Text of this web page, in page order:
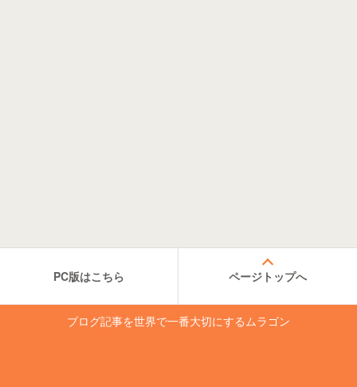
PC版はこちら ページトップへ
ブログ記事を世界で一番大切にするムラゴン